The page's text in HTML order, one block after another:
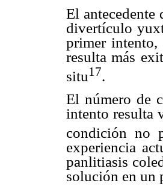
El antecedente
divertículo
primer intento,
resulta más
situ17.
El número de
intento resulta
condición no
experiencia
panlitiasis
solución en un